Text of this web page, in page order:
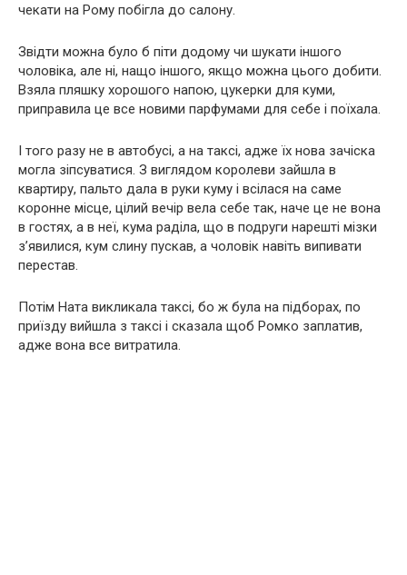
чекати на Рому побігла до салону.
Звідти можна було б піти додому чи шукати іншого
чоловіка, але ні, нащо іншого, якщо можна цього добити.
Взяла пляшку хорошого напою, цукерки для куми,
приправила це все новими парфумами для себе і поїхала.
І того разу не в автобусі, а на таксі, адже їх нова зачіска
могла зіпсуватися. З виглядом королеви зайшла в
квартиру, пальто дала в руки куму і всілася на саме
коронне місце, цілий вечір вела себе так, наче це не вона
в гостях, а в неї, кума раділа, що в подруги нарешті мізки
з’явилися, кум слину пускав, а чоловік навіть випивати
перестав.
Потім Ната викликала таксі, бо ж була на підборах, по
приїзду вийшла з таксі і сказала щоб Ромко заплатив,
адже вона все витратила.